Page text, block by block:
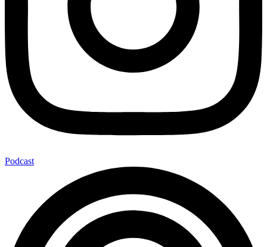
Podcast